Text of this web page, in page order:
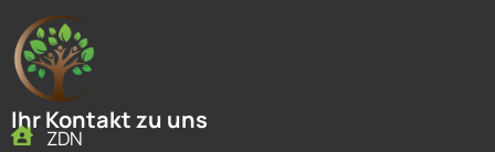
Ihr Kontakt zu uns
ZDN